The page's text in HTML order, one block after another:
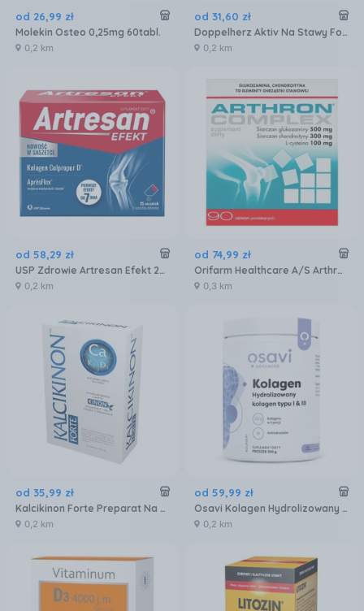
od 26,99 zł
Molekin Osteo 0,25mg 60tabl.
0,2 km
od 31,60 zł
Doppelherz Aktiv Na Stawy Forte 60kaps.
0,2 km
od 58,29 zł
USP Zdrowie Artresan Efekt 25sasz. (5904569250423)
0,2 km
od 74,99 zł
Orifarm Healthcare A/S Arthron Complex tabletki 90szt.
0,3 km
od 35,99 zł
Kalcikinon Forte Preparat Na Stawy 60kaps.
0,2 km
od 59,99 zł
Osavi Kolagen Hydrolizowany Typu I I III W Proszku 300g
0,2 km